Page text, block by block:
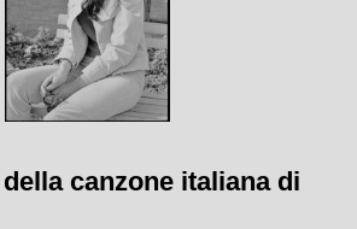
canzone italiana di